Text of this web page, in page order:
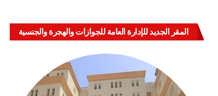
المقر الجديد للإدارة العامة للجوازات والهجرة والجنسية